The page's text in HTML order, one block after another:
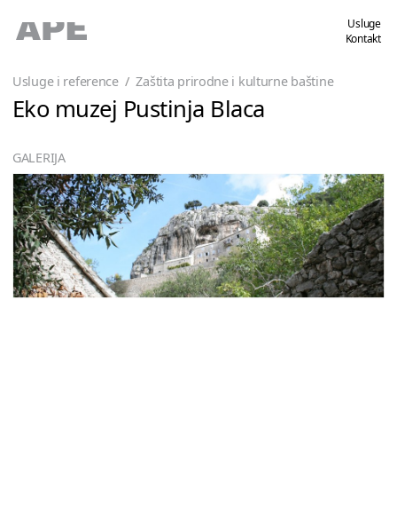
Usluge
Kontakt
Usluge i reference/Zaštita prirodne i kulturne baštine
Eko muzej Pustinja Blaca
GALERIJA